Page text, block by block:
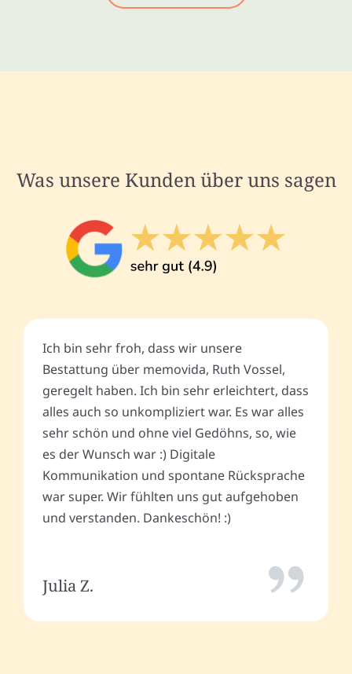
Was unsere Kunden über uns sagen
Ich bin sehr froh, dass wir unsere
Bestattung über memovida, Ruth Vossel,
geregelt haben. Ich bin sehr erleichtert, dass
alles auch so unkompliziert war. Es war alles
sehr schön und ohne viel Gedöhns, so, wie
es der Wunsch war :) Digitale
Kommunikation und spontane Rücksprache
war super. Wir fühlten uns gut aufgehoben
und verstanden. Dankeschön! :)
Julia Z.